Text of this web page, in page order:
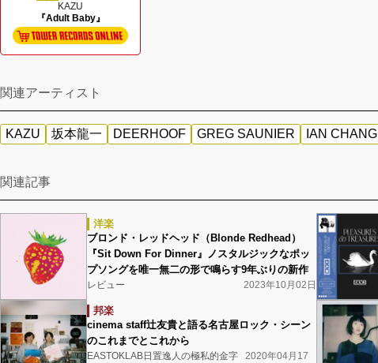
KAZU
『Adult Baby』
関連アーティスト
KAZU 坂本龍一 DEERHOOF GREG SAUNIER IAN CHANG
関連記事
洋楽
ブロンド・レッドヘッド（Blonde Redhead）
『Sit Down For Dinner』ノスタルジックなポッ
プソングを唯一無二の形で鳴らす9年ぶりの新作
レビュー 2023年10月02日
邦楽
cinema staff辻友貴と語る名古屋ロック・シーン
のこれまでとこれから
EASTOKLAB日置逸人の極私的金字
2020年04月17